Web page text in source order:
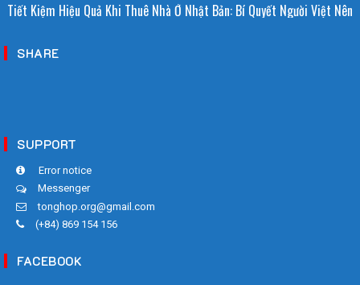
Tiết Kiệm Hiệu Quả Khi Thuê Nhà Ở Nhật Bản: Bí Quyết Người Việt Nên
SHARE
SUPPORT
Error notice
Messenger
tonghop.org@gmail.com
(+84) 869 154 156
FACEBOOK